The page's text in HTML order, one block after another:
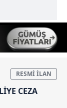
CEZA